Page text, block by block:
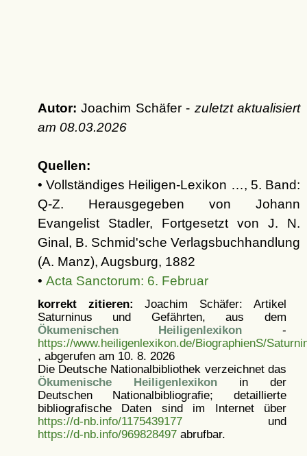
Autor: Joachim Schäfer - zuletzt aktualisiert
am 08.03.2026
Quellen:
• Vollständiges Heiligen-Lexikon …, 5. Band:
Q-Z. Herausgegeben von Johann
Evangelist Stadler, Fortgesetzt von J. N.
Ginal, B. Schmid'sche Verlagsbuchhandlung
(A. Manz), Augsburg, 1882
• Acta Sanctorum: 6. Februar
korrekt zitieren: Joachim Schäfer: Artikel
Saturninus und Gefährten, aus dem
Ökumenischen Heiligenlexikon -
https://www.heiligenlexikon.de/BiographienS/
, abgerufen am 10. 8. 2026
Die Deutsche Nationalbibliothek verzeichnet das
Ökumenische Heiligenlexikonin der
Deutschen Nationalbibliografie; detaillierte
bibliografische Daten sind im Internet über
https://d-nb.info/1175439177und
https://d-nb.info/969828497abrufbar.